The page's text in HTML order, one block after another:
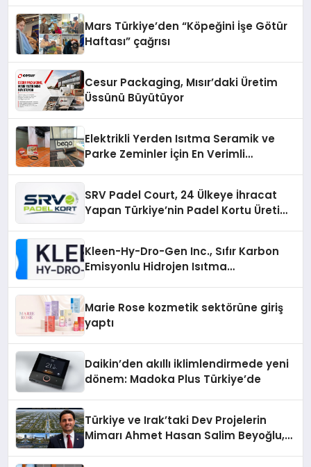
Mars Türkiye’den “Köpeğini İşe Götür
Haftası” çağrısı
Cesur Packaging, Mısır’daki Üretim
Üssünü Büyütüyor
Elektrikli Yerden Isıtma Seramik ve
Parke Zeminler İçin En Verimli
SRV Padel Court, 24 Ülkeye İhracat
Yapan Türkiye’nin Padel Kortu Üretim
Kleen-Hy-Dro-Gen Inc., Sıfır Karbon
Emisyonlu Hidrojen Isıtma
Marie Rose kozmetik sektörüne giriş
yaptı
Daikin’den akıllı iklimlendirmede yeni
dönem: Madoka Plus Türkiye’de
Türkiye ve Irak’taki Dev Projelerin
Mimarı Ahmet Hasan Salim Beyoğlu,